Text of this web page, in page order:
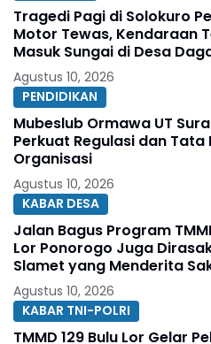
Tragedi Pagi di Solokuro
Motor Tewas, Kendaraan
Masuk Sungai di Desa
Agustus 10, 2026
PENDIDIKAN
Mubeslub Ormawa UT
Perkuat Regulasi dan Tata
Organisasi
Agustus 10, 2026
KABAR DESA
Jalan Bagus Program
Lor Ponorogo Juga
Slamet yang Menderita
Agustus 10, 2026
KABAR TNI-POLRI
TMMD 129 Bulu Lor Gelar